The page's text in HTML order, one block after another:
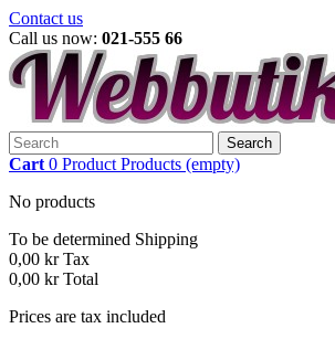
Contact us
Call us now: 021-555 66
Search
Cart 0 Product Products (empty)
No products
To be determined Shipping
0,00 kr Tax
0,00 kr Total
Prices are tax included